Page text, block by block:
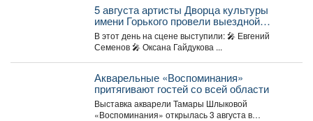
5 августа артисты Дворца культуры
имени Горького провели выездной
концерт в реабилитационном центре
«Топаз».
В этот день на сцене выступили: 🎤 Евгений
Семенов 🎤 Оксана Гайдукова ...
Акварельные «Воспоминания»
притягивают гостей со всей области
Выставка акварели Тамары Шлыковой
«Воспоминания» открылась 3 августа в